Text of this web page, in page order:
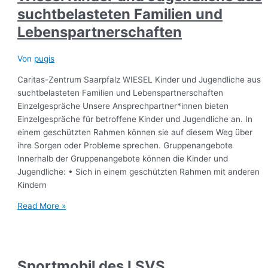
suchtbelasteten Familien und
Lebenspartnerschaften
Von pugis
Caritas-Zentrum Saarpfalz WIESEL Kinder und Jugendliche aus
suchtbelasteten Familien und Lebenspartnerschaften
Einzelgespräche Unsere Ansprechpartner*innen bieten
Einzelgespräche für betroffene Kinder und Jugendliche an. In
einem geschützten Rahmen können sie auf diesem Weg über
ihre Sorgen oder Probleme sprechen. Gruppenangebote
Innerhalb der Gruppenangebote können die Kinder und
Jugendliche: • Sich in einem geschützten Rahmen mit anderen
Kindern
Read More »